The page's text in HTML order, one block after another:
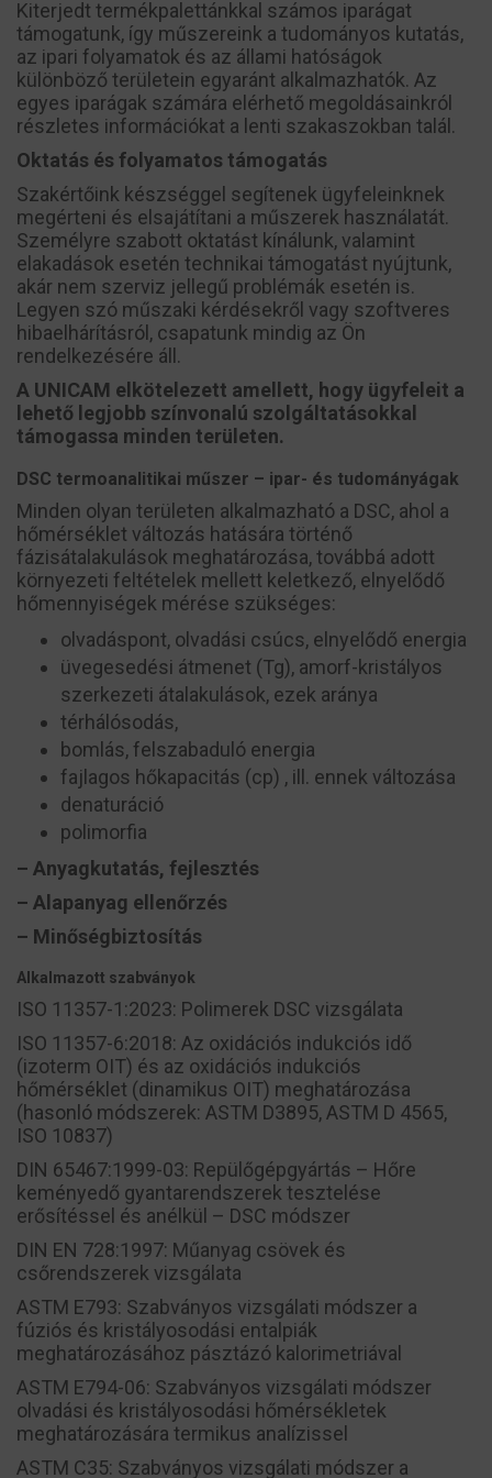
Kiterjedt termékpalettánkkal számos iparágat
támogatunk, így műszereink a tudományos kutatás,
az ipari folyamatok és az állami hatóságok
különböző területein egyaránt alkalmazhatók. Az
egyes iparágak számára elérhető megoldásainkról
részletes információkat a lenti szakaszokban talál.
Oktatás és folyamatos támogatás
Szakértőink készséggel segítenek ügyfeleinknek
megérteni és elsajátítani a műszerek használatát.
Személyre szabott oktatást kínálunk, valamint
elakadások esetén technikai támogatást nyújtunk,
akár nem szerviz jellegű problémák esetén is.
Legyen szó műszaki kérdésekről vagy szoftveres
hibaelhárításról, csapatunk mindig az Ön
rendelkezésére áll.
A UNICAM elkötelezett amellett, hogy ügyfeleit a
lehető legjobb színvonalú szolgáltatásokkal
támogassa minden területen.
DSC termoanalitikai műszer – ipar- és tudományágak
Minden olyan területen alkalmazható a DSC, ahol a
hőmérséklet változás hatására történő
fázisátalakulások meghatározása, továbbá adott
környezeti feltételek mellett keletkező, elnyelődő
hőmennyiségek mérése szükséges:
olvadáspont, olvadási csúcs, elnyelődő energia
üvegesedési átmenet (Tg), amorf-kristályos
szerkezeti átalakulások, ezek aránya
térhálósodás,
bomlás, felszabaduló energia
fajlagos hőkapacitás (cp) , ill. ennek változása
denaturáció
polimorfia
– Anyagkutatás, fejlesztés
– Alapanyag ellenőrzés
– Minőségbiztosítás
Alkalmazott szabványok
ISO 11357-1:2023: Polimerek DSC vizsgálata
ISO 11357-6:2018: Az oxidációs indukciós idő
(izoterm OIT) és az oxidációs indukciós
hőmérséklet (dinamikus OIT) meghatározása
(hasonló módszerek: ASTM D3895, ASTM D 4565,
ISO 10837)
DIN 65467:1999-03: Repülőgépgyártás – Hőre
keményedő gyantarendszerek tesztelése
erősítéssel és anélkül – DSC módszer
DIN EN 728:1997: Műanyag csövek és
csőrendszerek vizsgálata
ASTM E793: Szabványos vizsgálati módszer a
fúziós és kristályosodási entalpiák
meghatározásához pásztázó kalorimetriával
ASTM E794-06: Szabványos vizsgálati módszer
olvadási és kristályosodási hőmérsékletek
meghatározására termikus analízissel
ASTM C35: Szabványos vizsgálati módszer a